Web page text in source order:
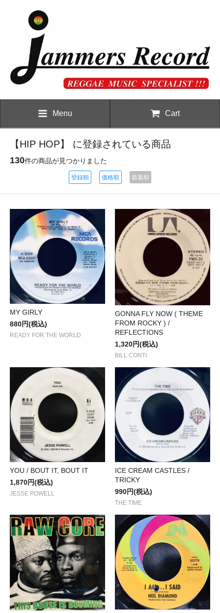
Menu Cart
【HIP HOP】 に登録されている商品
130件の商品が見つかりました
登録順 価格順 新着順
MY GIRLY
880円(税込)
READY FOR THE WORLD
GONNA FLY NOW ( THEME
FROM ROCKY ) /
REFLECTIONS
1,320円(税込)
BILL CONTI
YOU / BOUT IT, BOUT IT
1,870円(税込)
JESSE POWELL
ICE CREAM CASTLES /
TRICKY
990円(税込)
THE TIME